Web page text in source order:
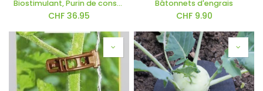
Biostimulant, Purin de consoude 1.8l
CHF 36.95
Bâtonnets d'engrais
CHF 9.90